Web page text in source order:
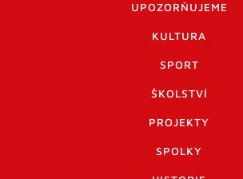
UPOZORŇUJEME
KULTURA
SPORT
ŠKOLSTVÍ
PROJEKTY
SPOLKY